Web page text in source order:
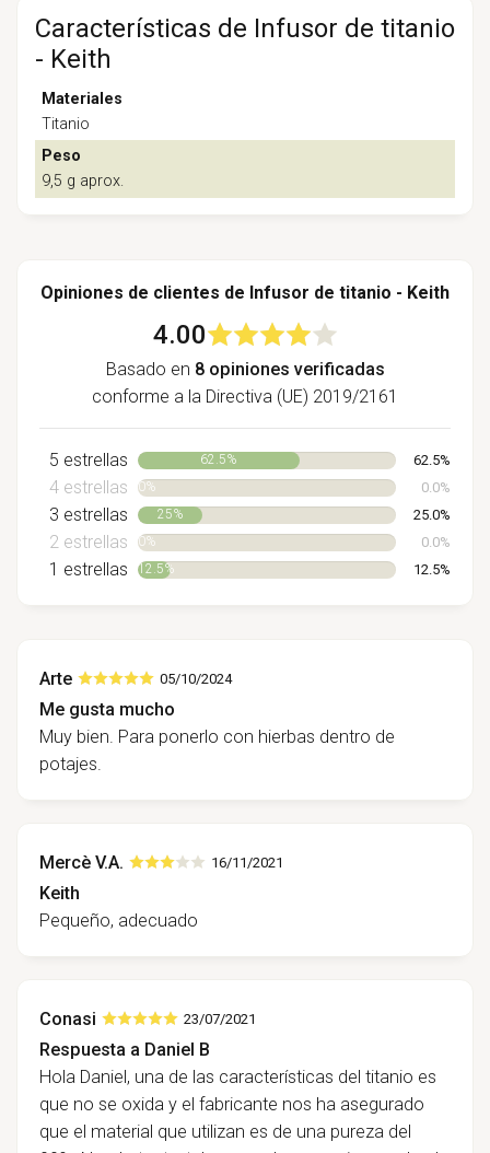
Características de Infusor de titanio
- Keith
Materiales
Titanio
Peso
9,5 g aprox.
Opiniones de clientes de Infusor de titanio - Keith
4.00
Basado en 8 opiniones verificadas
conforme a la Directiva (UE) 2019/2161
5 estrellas 62.5% 62.5%
4 estrellas 0% 0.0%
3 estrellas 25% 25.0%
2 estrellas 0% 0.0%
1 estrellas 12.5% 12.5%
Arte 05/10/2024
Me gusta mucho
Muy bien. Para ponerlo con hierbas dentro de
potajes.
Mercè V.A. 16/11/2021
Keith
Pequeño, adecuado
Conasi 23/07/2021
Respuesta a Daniel B
Hola Daniel, una de las características del titanio es
que no se oxida y el fabricante nos ha asegurado
que el material que utilizan es de una pureza del